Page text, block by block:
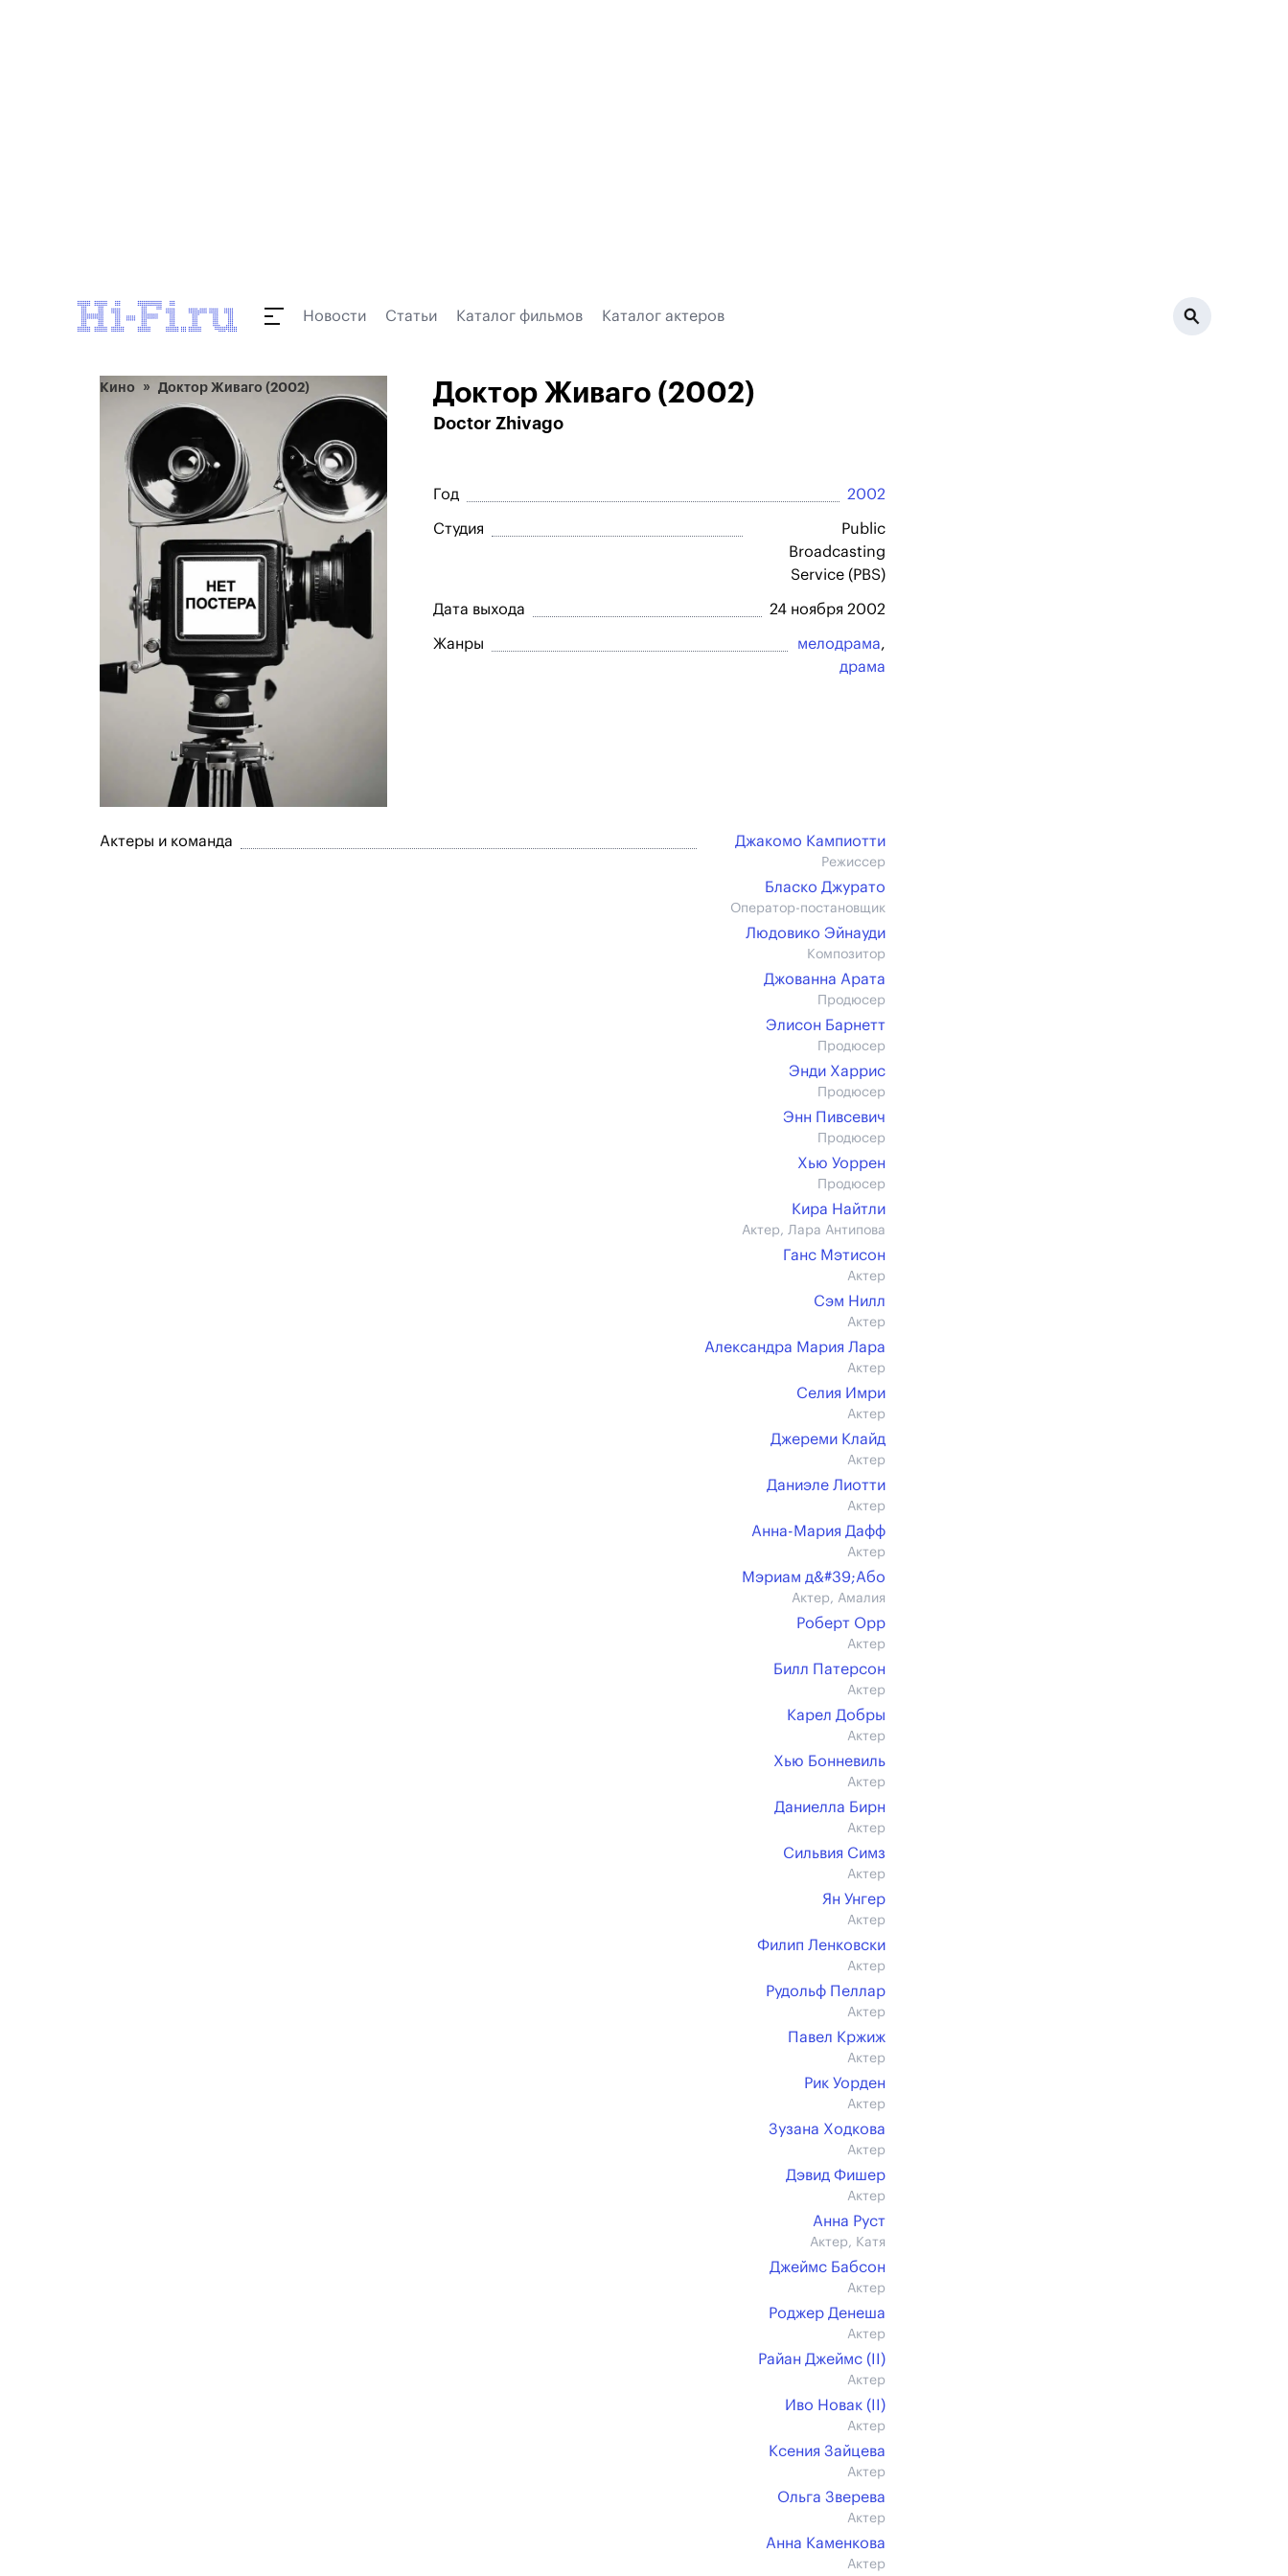
Новости Статьи Каталог фильмов Каталог актеров
Кино Доктор Живаго (2002) Доктор Живаго (2002)
Doctor Zhivago
Год 2002
Студия
Public
Broadcasting
Service (PBS)
Дата выхода 24 ноября 2002
Жанры мелодрама,
драма
Актеры и команда Джакомо Кампиотти
Режиссер
Бласко Джурато
Оператор-постановщик
Людовико Эйнауди
Композитор
Джованна Арата
Продюсер
Элисон Барнетт
Продюсер
Энди Харрис
Продюсер
Энн Пивсевич
Продюсер
Хью Уоррен
Продюсер
Кира Найтли
Актер, Лара Антипова
Ганс Мэтисон
Актер
Сэм Нилл
Актер
Александра Мария Лара
Актер
Селия Имри
Актер
Джереми Клайд
Актер
Даниэле Лиотти
Актер
Анна-Мария Дафф
Актер
Мэриам д&#39;Або
Актер, Амалия
Роберт Орр
Актер
Билл Патерсон
Актер
Карел Добры
Актер
Хью Бонневиль
Актер
Даниелла Бирн
Актер
Сильвия Симз
Актер
Ян Унгер
Актер
Филип Ленковски
Актер
Рудольф Пеллар
Актер
Павел Кржиж
Актер
Рик Уорден
Актер
Зузана Ходкова
Актер
Дэвид Фишер
Актер
Анна Руст
Актер, Катя
Джеймс Бабсон
Актер
Роджер Денеша
Актер
Райан Джеймс (II)
Актер
Иво Новак (II)
Актер
Ксения Зайцева
Актер
Ольга Зверева
Актер
Анна Каменкова
Актер